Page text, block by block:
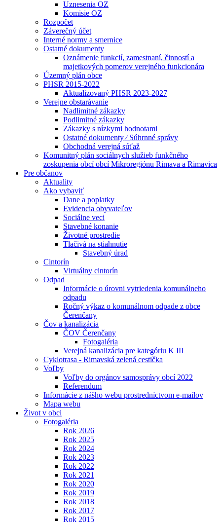
Uznesenia OZ
Komisie OZ
Rozpočet
Záverečný účet
Interné normy a smernice
Ostatné dokumenty
Oznámenie funkcií, zamestnaní, činností a
majetkových pomerov verejného funkcionára
Územný plán obce
PHSR 2015-2022
Aktualizovaný PHSR 2023-2027
Verejne obstarávanie
Nadlimitné zákazky
Podlimitné zákazky
Zákazky s nízkymi hodnotami
Ostatné dokumenty ⁄ Súhrnné správy
Obchodná verejná súťaž
Komunitný plán sociálnych služieb funkčného
zoskupenia obcí obcí Mikroregiónu Rimava a Rimavica
Pre občanov
Aktuality
Ako vybaviť
Dane a poplatky
Evidencia obyvateľov
Sociálne veci
Stavebné konanie
Životné prostredie
Tlačivá na stiahnutie
Stavebný úrad
Cintorín
Virtuálny cintorín
Odpad
Informácie o úrovni vytriedenia komunálneho
odpadu
Ročný výkaz o komunálnom odpade z obce
Čerenčany
Čov a kanalizácia
ČOV Čerenčany
Fotogaléria
Verejná kanalizácia pre kategóriu K III
Cyklotrasa - Rimavská zelená cestička
Voľby
Voľby do orgánov samosprávy obcí 2022
Referendum
Informácie z nášho webu prostredníctvom e-mailov
Mapa webu
Život v obci
Fotogaléria
Rok 2026
Rok 2025
Rok 2024
Rok 2023
Rok 2022
Rok 2021
Rok 2020
Rok 2019
Rok 2018
Rok 2017
Rok 2015